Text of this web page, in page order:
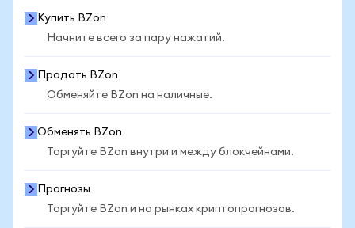
Купить BZon
Начните всего за пару нажатий.
Продать BZon
Обменяйте BZon на наличные.
Обменять BZon
Торгуйте BZon внутри и между блокчейнами.
Прогнозы
Торгуйте BZon и на рынках криптопрогнозов.